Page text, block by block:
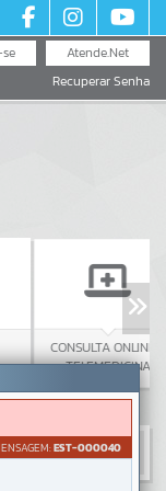
Atende.Net
Recuperar Senha
CONSULTA ONLINE -
TELEMEDICINA
EST-000040